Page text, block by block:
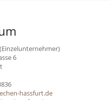
6
hassfurt.de